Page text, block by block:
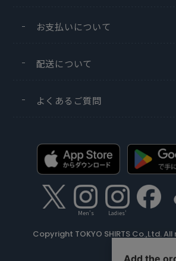
お支払いについて
配送について
よくあるご質問
Men's Ladies'
Copyright TOKYO SHIRTS Co.,Ltd.